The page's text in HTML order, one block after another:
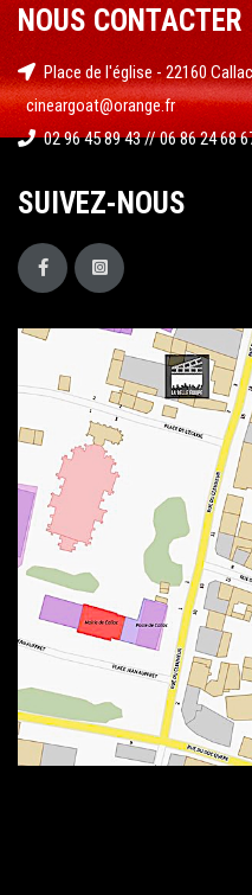
NOUS CONTACTER
Place de l'église - 22160 Callac
cineargoat@orange.fr
02 96 45 89 43 // 06 86 24 68
SUIVEZ-NOUS